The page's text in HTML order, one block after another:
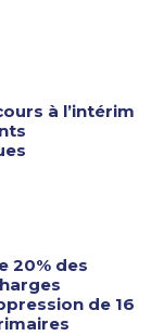
à l’intérim
20% des
de 16